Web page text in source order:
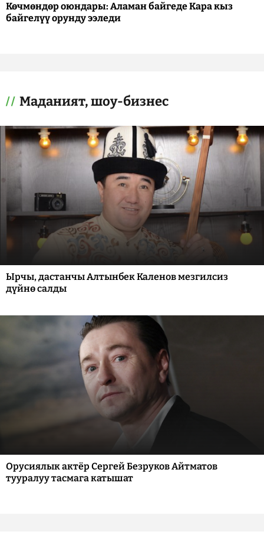
Көчмөндөр оюндары: Аламан байгеде Кара кыз
байгелүү орунду ээледи
Маданият, шоу-бизнес
Ырчы, дастанчы Алтынбек Каленов мезгилсиз
дүйнө салды
Орусиялык актёр Сергей Безруков Айтматов
тууралуу тасмага катышат